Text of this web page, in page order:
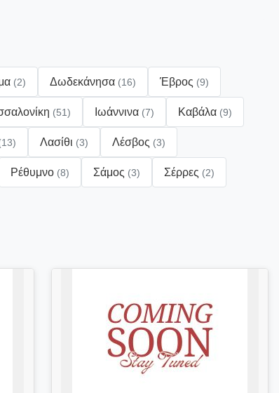
(2) Δωδεκάνησα (16) Έβρος (9)
(51) Ιωάννινα (7) Καβάλα (9)
Λασίθι (3) Λέσβος (3)
Ρέθυμνο (8) Σάμος (3) Σέρρες (2)